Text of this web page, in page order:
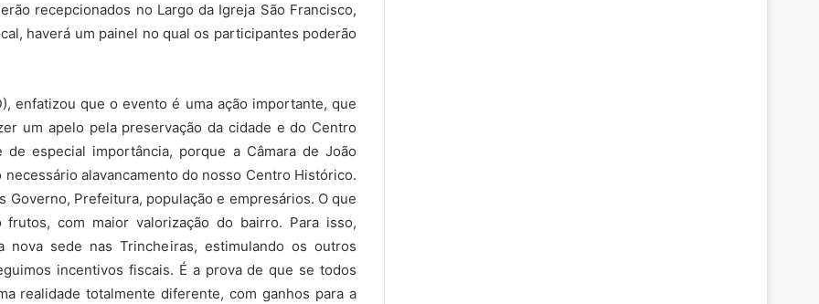
recepcionados no Largo da Igreja São Francisco,
haverá um painel no qual os participantes poderão
enfatizou que o evento é uma ação importante, que
um apelo pela preservação da cidade e do Centro
especial importância, porque a Câmara de João
alavancamento do nosso Centro Histórico.
Governo, Prefeitura, população e empresários. O que
com maior valorização do bairro. Para isso,
nova sede nas Trincheiras, estimulando os outros
incentivos fiscais. É a prova de que se todos
realidade totalmente diferente, com ganhos para a